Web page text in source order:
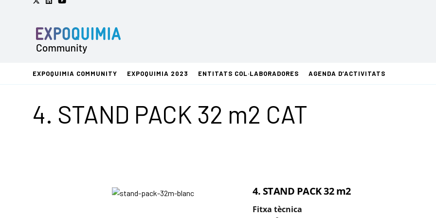
EXPOQUIMIA COMMUNITY EXPOQUIMIA 2023 ENTITATS COL·LABORADORES AGENDA D’ACTIVITATS
4. STAND PACK 32 m2 CAT
4. STAND PACK 32 m2
Fitxa tècnica